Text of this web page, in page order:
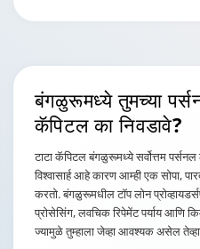
बंगळुरूमध्ये तुमच्या
कॅपिटल का निवडावे?
टाटा कॅपिटल बंगळुरूमध्ये सर्वोत्तम
विश्वासार्ह आहे कारण आम्ही एक सोपा,
करतो. बंगळुरूमधील टॉप लोन
प्रोसेसिंग, लवचिक रिपेमेंट पर्याय आणि
ज्यामुळे तुम्हाला जेव्हा आवश्यक असेल